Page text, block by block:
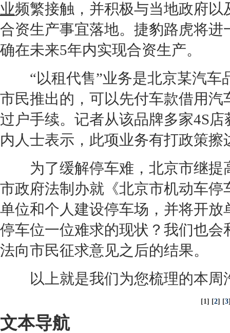
业频繁接触，并积极与当地政府
合资生产事宜落地。 捷豹路虎将进
确在未来5年内实现合资生产。
“以租代售”业务是北京某汽车
市民推出的，可以先付车款借用
过户手续。记者从该品牌多家4S店
内人士表示，此项业务有打政策
为了缓解停车难，北京市继提
市政府法制办就《北京市机动车
单位和个人建设停车场，并将开
停车位一位难求的现状？我们也
法向市民征求意见之后的结果。
以上就是我们为您梳理的本周
[1] [2] [3
文本导航